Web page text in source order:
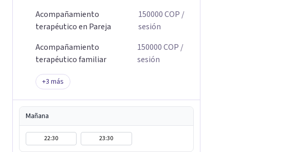
Acompañamiento
terapéutico en Pareja
150000COP /
sesión
Acompañamiento
terapéutico familiar
150000COP /
sesión
+3 más
Mañana
22:30 23:30